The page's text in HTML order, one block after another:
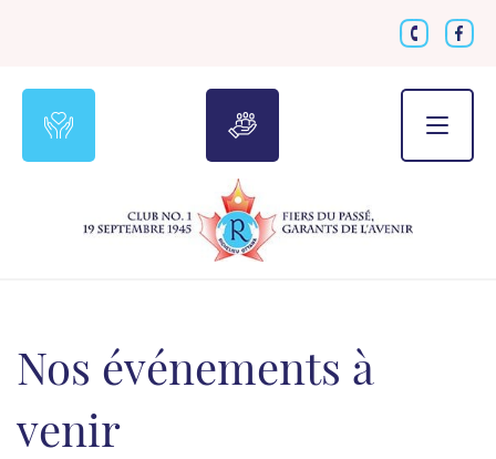
Toggle
Nos événements à
venir